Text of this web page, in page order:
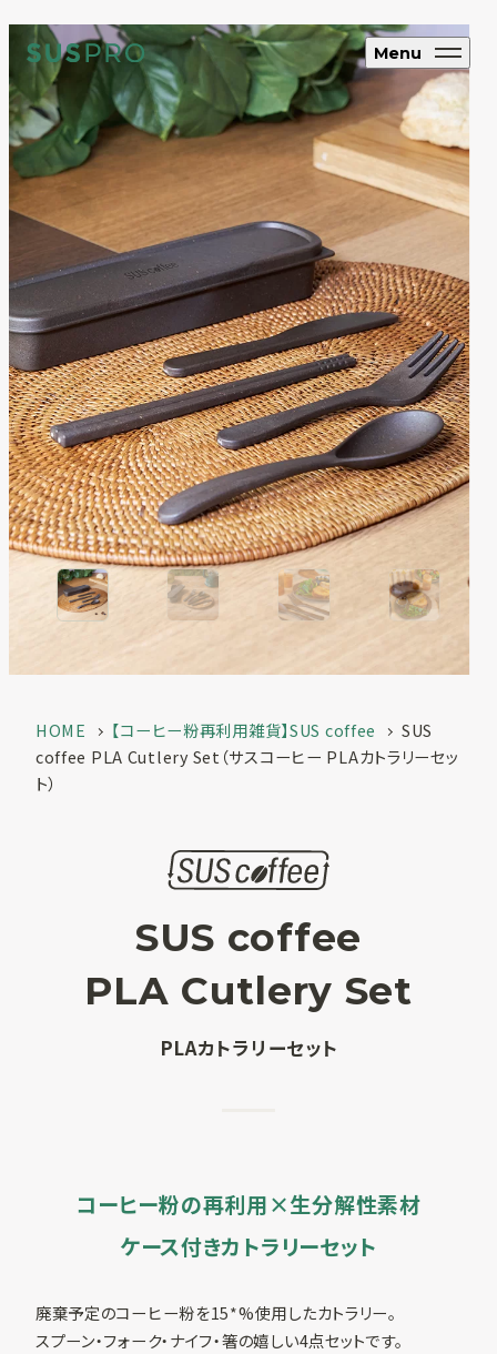
Menu
アップサイクル SUS CYCLE
オリジナルエコグッズ制作 ブランド・企業向け
フルオーダー制
作
SUSPRO
selection
エコアメニティ・グッズ制作 ホテル・旅館向け
SUS amenity
アメニティ製品
一覧
SUS supply
品一覧
ニティ制作
コーヒー粉再利用雑貨 SUS coffee
お客様実績
お役立ち情報
お知らせ
SUSPROとは
ECサイト
SUSPRO運営会社
HOME 【コーヒー粉再利用雑貨】SUS coffee
SUS
coffee PLA Cutlery Set（サスコーヒー PLAカトラリーセッ
ト）
SUS coffee
PLA Cutlery Set
PLAカトラリーセット
コーヒー粉の再利用×生分解性素材
ケース付きカトラリーセット
廃棄予定のコーヒー粉を15*%使用したカトラリー。
スプーン・フォーク・ナイフ・箸の嬉しい4点セットです。